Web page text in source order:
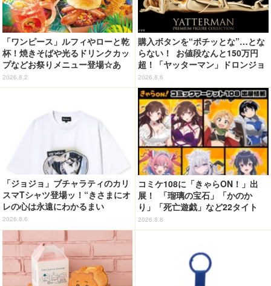
「ワンピース」ルフィやローと乾
杯！焼きそばや光るドリンクカッ
プなどお祭りメニュー登場☆あ
の“麦わら帽子”もグッズ化!? 【U
SJ「ワンピース・プレミア・サマ
2026.8.2
購入ボタンを“ポチッとな”…とな
らない！ お値段なんと150万円
超！「ヤッターマン」ドロンジョ
様が黄金の輝きをまといミニフィ
ギュア化 ヤッターワン&おだてブ
タも
2026.8.6
「ジョジョ」ブチャラティのカリ
スマTシャツ登場ッ！“きさまにオ
レの心は永遠にわかるまい
ッ！”や感動のクライマックスを
デザイン
2026.8.6
コミケ108に「きゃらON！」出
展！ 「瑠璃の宝石」「かのか
り」「死亡遊戯」など22タイト
ル・350種以上のグッズ販売
2026.8.8